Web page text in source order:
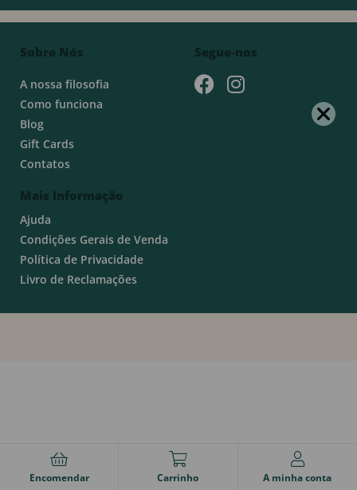
Sobre Nós
A nossa filosofia
Como funciona
Blog
Gift Cards
Contatos
Mais Informação
Ajuda
Condições Gerais de Venda
Política de Privacidade
Livro de Reclamações
Segue-nos
Encomendar Carrinho A minha conta